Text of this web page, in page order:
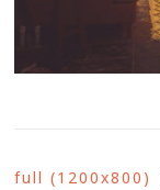
full (1200x800)